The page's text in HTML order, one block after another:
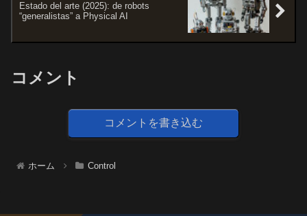
Estado del arte (2025): de robots
“generalistas” a Physical AI
コメント
コメントを書き込む
ホーム Control